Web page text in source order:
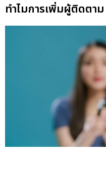
ทำไมการเพิ่มผู้ติดตา